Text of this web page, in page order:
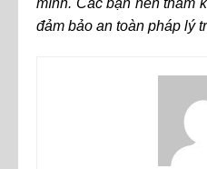
mình. Các bạn nên tham
đảm bảo an toàn pháp lý